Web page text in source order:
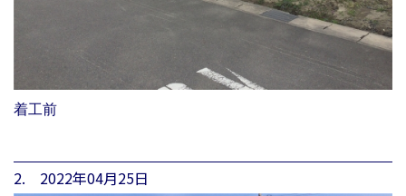
着工前
2. 2022年04月25日